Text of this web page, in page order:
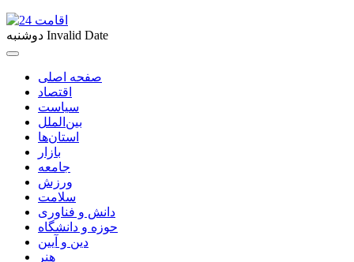
دوشنبه Invalid Date
صفحه اصلی
اقتصاد
سیاست
بین‌الملل
استان‌ها
بازار
جامعه
ورزش
سلامت
دانش و فناوری
حوزه و دانشگاه
دین و آیین
هنر